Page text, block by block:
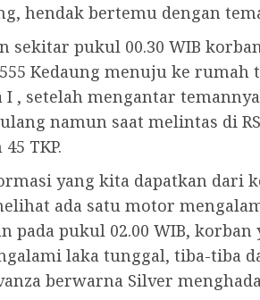
hendak bertemu dengan
sekitar pukul 00.30 WIB
Kedaung menuju ke rumah
I , setelah mengantar
namun saat melintas di
TKP.
yang kita dapatkan dari
ada satu motor
pada pukul 02.00 WIB,
laka tunggal, tiba-tiba
berwarna Silver